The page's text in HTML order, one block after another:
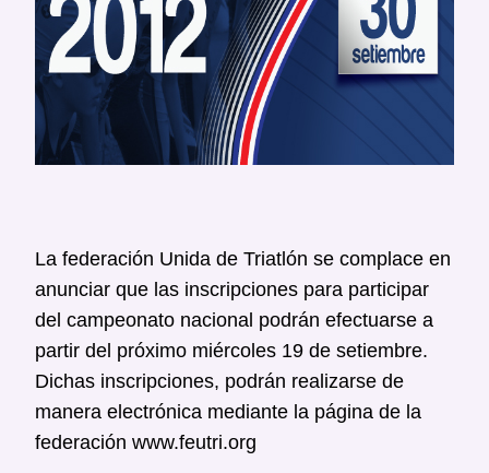
La federación Unida de Triatlón se complace en
anunciar que las inscripciones para participar
del campeonato nacional podrán efectuarse a
partir del próximo miércoles 19 de setiembre.
Dichas inscripciones, podrán realizarse de
manera electrónica mediante la página de la
federación www.feutri.org